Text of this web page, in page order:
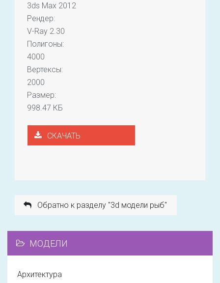
3ds Max 2012
Рендер:
V-Ray 2.30
Полигоны:
4000
Вертексы:
2000
Размер:
998.47 КБ
СКАЧАТЬ
Обратно к разделу "3d модели рыб"
МОДЕЛИ
Архитектура